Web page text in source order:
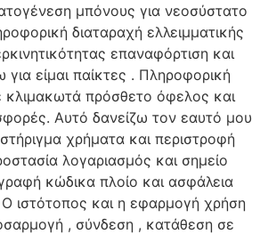
μπόνους για νεοσύστατο
διαταραχή ελλειμματικής
επαναφόρτιση και
για είμαι παίκτες . Πληροφορική
κλιμακωτά πρόσθετο όφελος και
Αυτό δανείζω τον εαυτό μου
χρήματα και περιστροφή
λογαριασμός και σημείο
κώδικα πλοίο και ασφάλεια
ιστότοπος και η εφαρμογή χρήση
, σύνδεση , κατάθεση σε